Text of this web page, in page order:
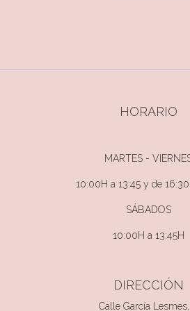
HORARIO
MARTES -
10:00H a 13:45 y de 16:30
SÁBADOS
10:00H a 13:45H
DIRECCIÓN
Calle García